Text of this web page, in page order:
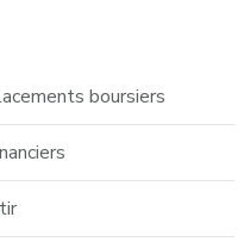
boursiers